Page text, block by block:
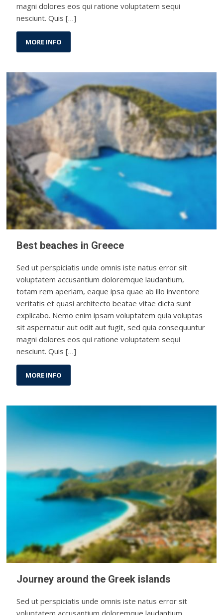
magni dolores eos qui ratione voluptatem sequi
nesciunt. Quis […]
MORE INFO
Best beaches in Greece
Sed ut perspiciatis unde omnis iste natus error sit
voluptatem accusantium doloremque laudantium,
totam rem aperiam, eaque ipsa quae ab illo inventore
veritatis et quasi architecto beatae vitae dicta sunt
explicabo. Nemo enim ipsam voluptatem quia voluptas
sit aspernatur aut odit aut fugit, sed quia consequuntur
magni dolores eos qui ratione voluptatem sequi
nesciunt. Quis […]
MORE INFO
Journey around the Greek islands
Sed ut perspiciatis unde omnis iste natus error sit